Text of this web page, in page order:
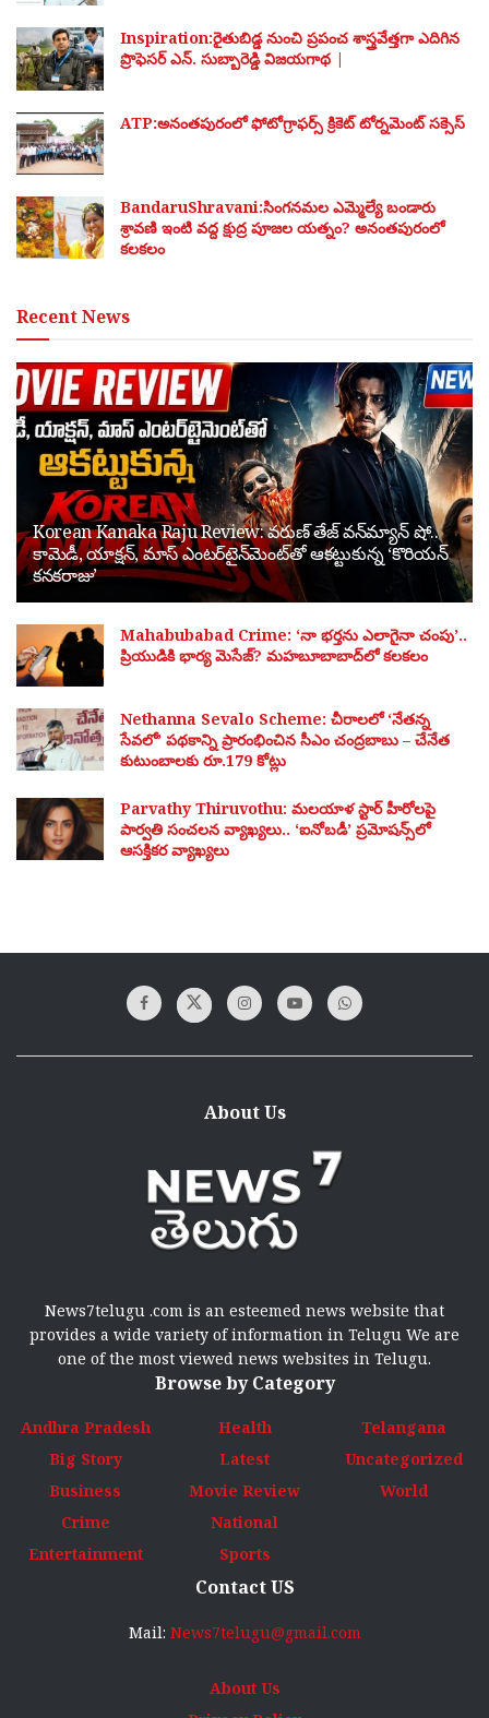
Inspiration:రైతుబిడ్డ నుంచి ప్రపంచ శాస్త్రవేత్తగా ఎదిగిన
ప్రొఫెసర్ ఎన్. సుబ్బారెడ్డి విజయగాథ |
ATP:అనంతపురంలో ఫోటోగ్రాఫర్స్ క్రికెట్ టోర్నమెంట్ సక్సెస్
BandaruShravani:సింగనమల ఎమ్మెల్యే బండారు
శ్రావణి ఇంటి వద్ద క్షుద్ర పూజల యత్నం? అనంతపురంలో
కలకలం
Recent News
Korean Kanaka Raju Review: వరుణ్ తేజ్ వన్‌మ్యాన్ షో..
కామెడీ, యాక్షన్, మాస్ ఎంటర్‌టైన్‌మెంట్‌తో ఆకట్టుకున్న ‘కొరియన్
కనకరాజు’
Mahabubabad Crime: ‘నా భర్తను ఎలాగైనా చంపు’..
ప్రియుడికి భార్య మెసేజ్? మహబూబాబాద్‌లో కలకలం
Nethanna Sevalo Scheme: చీరాలలో ‘నేతన్న
సేవలో’ పథకాన్ని ప్రారంభించిన సీఎం చంద్రబాబు – చేనేత
కుటుంబాలకు రూ.179 కోట్లు
Parvathy Thiruvothu: మలయాళ స్టార్ హీరోలపై
పార్వతి సంచలన వ్యాఖ్యలు.. ‘ఐనోబడీ’ ప్రమోషన్స్‌లో
ఆసక్తికర వ్యాఖ్యలు
About Us
News7telugu .com is an esteemed news website that
provides a wide variety of information in Telugu We are
one of the most viewed news websites in Telugu.
Browse by Category
Andhra Pradesh
Big Story
Business
Crime
Entertainment
Health
Latest
Movie Review
National
Sports
Telangana
Uncategorized
World
Contact US
Mail: News7telugu@gmail.com
About Us